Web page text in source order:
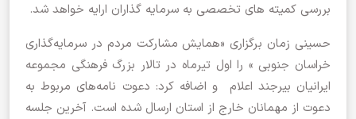
بررسی کمیته های تخصصی به سرمایه گذاران ارایه خواهد شد.
حسینی زمان برگزاری «همایش مشارکت مردم در سرمایه‌گذاری
خراسان جنوبی » را اول تیرماه در تالار بزرگ فرهنگی مجموعه
ایرانیان بیرجند اعلام و اضافه کرد: دعوت نامه‌های مربوط به
دعوت از مهمانان خارج از استان ارسال شده است. آخرین جلسه